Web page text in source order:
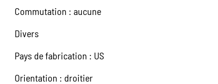
Commutation : aucune
Divers
Pays de fabrication : US
Orientation : droitier